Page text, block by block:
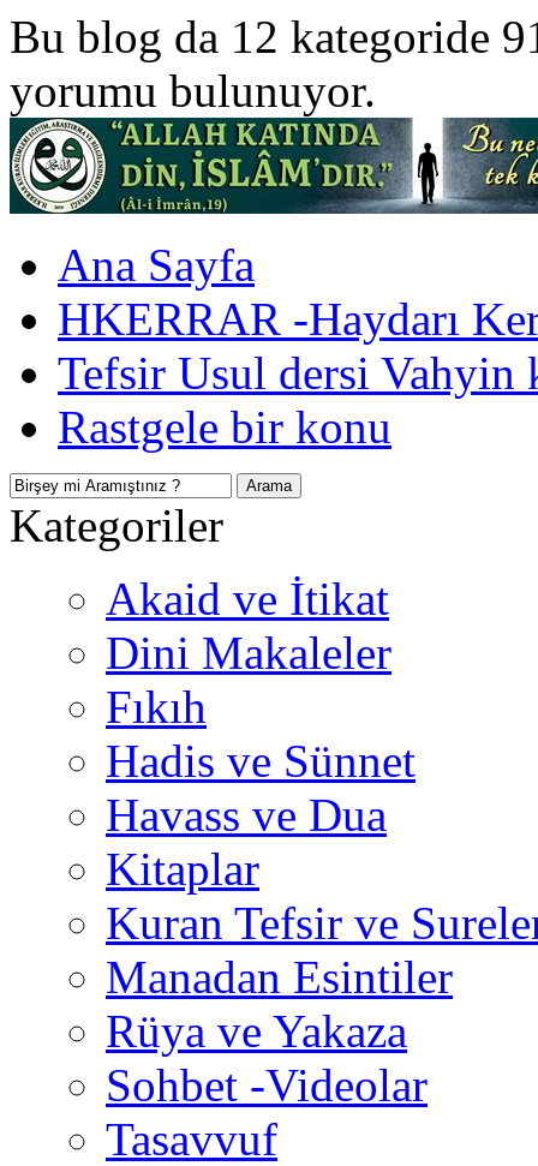
Bu blog da 12 kategoride
yorumu bulunuyor.
Ana Sayfa
HKERRAR -Haydarı
Tefsir Usul dersi Vahyin
Rastgele bir konu
Kategoriler
Akaid ve İtikat
Dini Makaleler
Fıkıh
Hadis ve Sünnet
Havass ve Dua
Kitaplar
Kuran Tefsir ve
Manadan Esintiler
Rüya ve Yakaza
Sohbet -Videolar
Tasavvuf